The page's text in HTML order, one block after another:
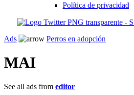
Política de privacidad
Ads Perros en adopción
MAI
See all ads from editor